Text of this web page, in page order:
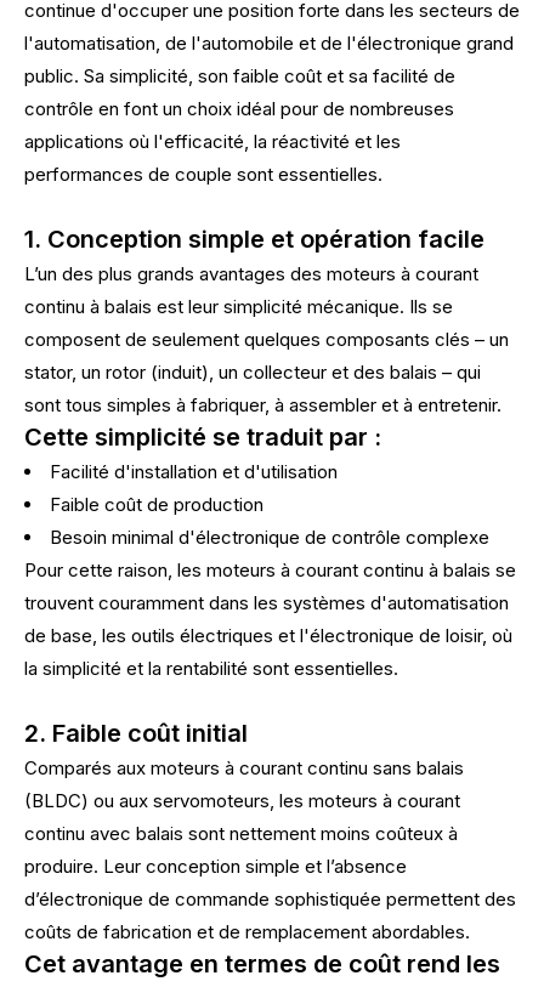
continue d'occuper une position forte dans les secteurs de
l'automatisation, de l'automobile et de l'électronique grand
public. Sa simplicité, son faible coût et sa facilité de
contrôle en font un choix idéal pour de nombreuses
applications où l'efficacité, la réactivité et les
performances de couple sont essentielles.
1. Conception simple et opération facile
L’un des plus grands avantages des moteurs à courant
continu à balais est leur simplicité mécanique. Ils se
composent de seulement quelques composants clés – un
stator, un rotor (induit), un collecteur et des balais – qui
sont tous simples à fabriquer, à assembler et à entretenir.
Cette simplicité se traduit par :
Facilité d'installation et d'utilisation
Faible coût de production
Besoin minimal d'électronique de contrôle complexe
Pour cette raison, les moteurs à courant continu à balais se
trouvent couramment dans les systèmes d'automatisation
de base, les outils électriques et l'électronique de loisir, où
la simplicité et la rentabilité sont essentielles.
2. Faible coût initial
Comparés aux moteurs à courant continu sans balais
(BLDC) ou aux servomoteurs, les moteurs à courant
continu avec balais sont nettement moins coûteux à
produire. Leur conception simple et l’absence
d’électronique de commande sophistiquée permettent des
coûts de fabrication et de remplacement abordables.
Cet avantage en termes de coût rend les